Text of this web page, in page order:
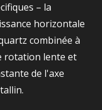
– la
horizontale
combinée à
rotation lente et
de l'axe